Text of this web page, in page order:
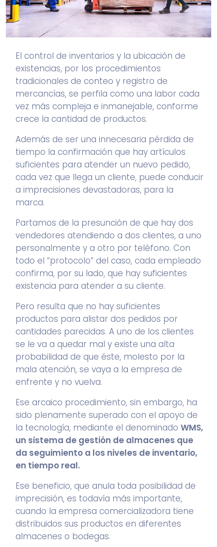
El control de inventarios y la ubicación de
existencias, por los procedimientos
tradicionales de conteo y registro de
mercancías, se perfila como una labor cada
vez más compleja e inmanejable, conforme
crece la cantidad de productos.
Además de ser una innecesaria pérdida de
tiempo la confirmación que hay artículos
suficientes para atender un nuevo pedido,
cada vez que llega un cliente, puede conducir
a imprecisiones devastadoras, para la
marca.
Partamos de la presunción de que hay dos
vendedores atendiendo a dos clientes, a uno
personalmente y a otro por teléfono. Con
todo el “protocolo” del caso, cada empleado
confirma, por su lado, que hay suficientes
existencia para atender a su cliente.
Pero resulta que no hay suficientes
productos para alistar dos pedidos por
cantidades parecidas. A uno de los clientes
se le va a quedar mal y existe una alta
probabilidad de que éste, molesto por la
mala atención, se vaya a la empresa de
enfrente y no vuelva.
Ese arcaico procedimiento, sin embargo, ha
sido plenamente superado con el apoyo de
la tecnología, mediante el denominado WMS,
un sistema de gestión de almacenes que
da seguimiento a los niveles de inventario,
en tiempo real.
Ese beneficio, que anula toda posibilidad de
imprecisión, es todavía más importante,
cuando la empresa comercializadora tiene
distribuidos sus productos en diferentes
almacenes o bodegas.